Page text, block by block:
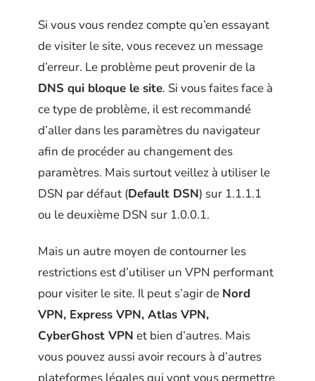
Si vous vous rendez compte qu’en essayant
de visiter le site, vous recevez un message
d’erreur. Le problème peut provenir de la
DNS qui bloque le site. Si vous faites face à
ce type de problème, il est recommandé
d’aller dans les paramètres du navigateur
afin de procéder au changement des
paramètres. Mais surtout veillez à utiliser le
DSN par défaut (Default DSN) sur 1.1.1.1
ou le deuxième DSN sur 1.0.0.1.
Mais un autre moyen de contourner les
restrictions est d’utiliser un VPN performant
pour visiter le site. Il peut s’agir de Nord
VPN, Express VPN, Atlas VPN,
CyberGhost VPN et bien d’autres. Mais
vous pouvez aussi avoir recours à d’autres